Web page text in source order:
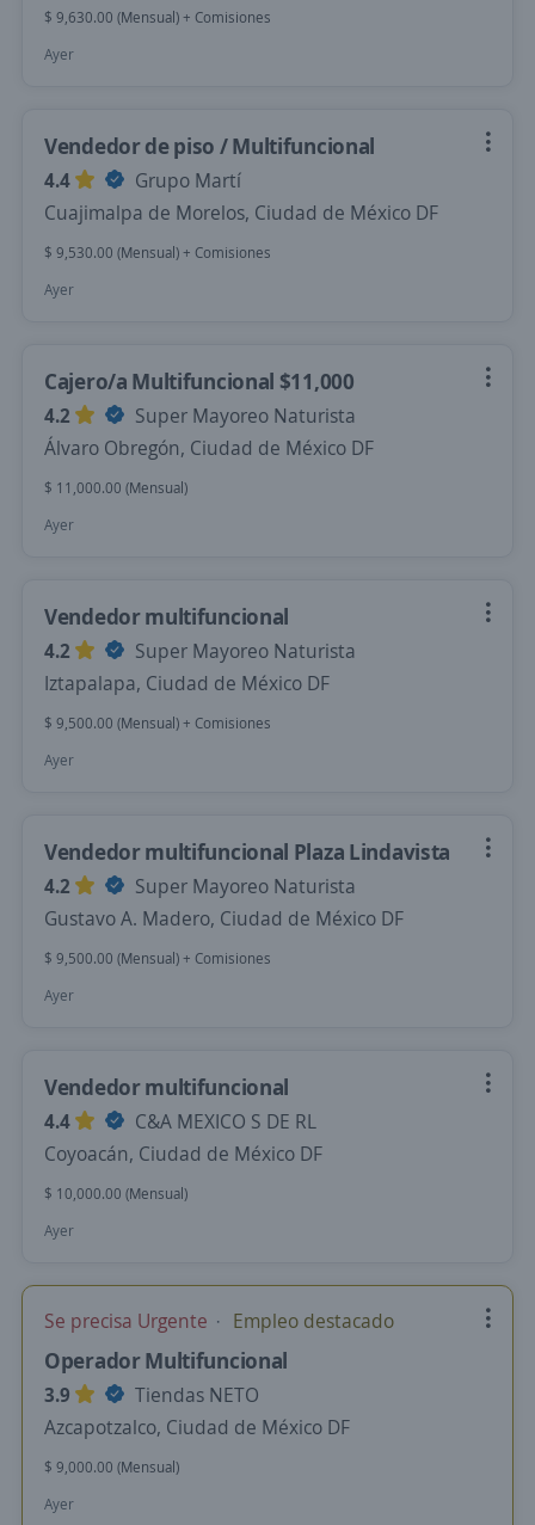
$ 9,630.00 (Mensual) + Comisiones
Ayer
Vendedor de piso / Multifuncional
4.4
Grupo Martí
Cuajimalpa de Morelos, Ciudad de México DF
$ 9,530.00 (Mensual) + Comisiones
Ayer
Cajero/a Multifuncional $11,000
4.2
Super Mayoreo Naturista
Álvaro Obregón, Ciudad de México DF
$ 11,000.00 (Mensual)
Ayer
Vendedor multifuncional
4.2
Super Mayoreo Naturista
Iztapalapa, Ciudad de México DF
$ 9,500.00 (Mensual) + Comisiones
Ayer
Vendedor multifuncional Plaza Lindavista
4.2
Super Mayoreo Naturista
Gustavo A. Madero, Ciudad de México DF
$ 9,500.00 (Mensual) + Comisiones
Ayer
Vendedor multifuncional
4.4
C&A MEXICO S DE RL
Coyoacán, Ciudad de México DF
$ 10,000.00 (Mensual)
Ayer
Se precisa Urgente Empleo destacado
Operador Multifuncional
3.9
Tiendas NETO
Azcapotzalco, Ciudad de México DF
$ 9,000.00 (Mensual)
Ayer